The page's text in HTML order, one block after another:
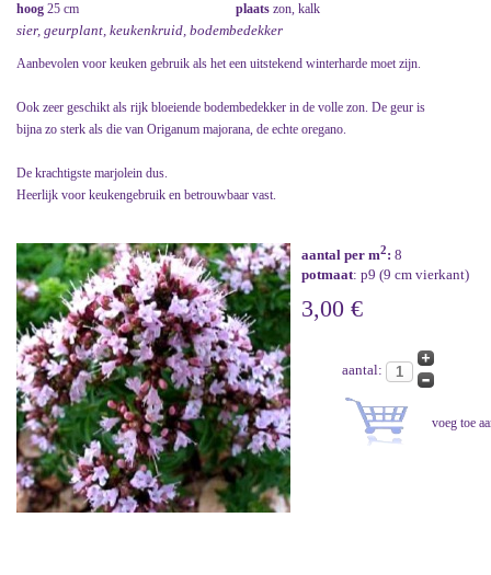
hoog 25 cm plaats zon, kalk
sier, geurplant, keukenkruid, bodembedekker
Aanbevolen voor keuken gebruik als het een uitstekend winterharde moet zijn.
Ook zeer geschikt als rijk bloeiende bodembedekker in de volle zon. De geur is
bijna zo sterk als die van Origanum majorana, de echte oregano.
De krachtigste marjolein dus.
Heerlijk voor keukengebruik en betrouwbaar vast.
aantal per m2: 8
potmaat: p9 (9 cm vierkant)
3,00 €
aantal: